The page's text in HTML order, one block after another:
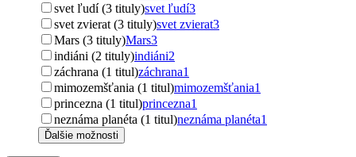
svet ľudí (3 tituly)svet ľudí3
svet zvierat (3 tituly)svet zvierat3
Mars (3 tituly)Mars3
indiáni (2 tituly)indiáni2
záchrana (1 titul)záchrana1
mimozemšťania (1 titul)mimozemšťania1
princezna (1 titul)princezna1
neznáma planéta (1 titul)neznáma planéta1
Ďalšie možnosti